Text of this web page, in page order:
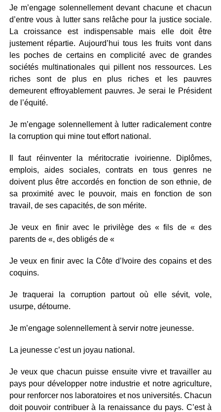
Je m’engage solennellement devant chacune et chacun
d’entre vous à lutter sans relâche pour la justice sociale.
La croissance est indispensable mais elle doit être
justement répartie. Aujourd’hui tous les fruits vont dans
les poches de certains en complicité avec de grandes
sociétés multinationales qui pillent nos ressources. Les
riches sont de plus en plus riches et les pauvres
demeurent effroyablement pauvres. Je serai le Président
de l’équité.
Je m’engage solennellement à lutter radicalement contre
la corruption qui mine tout effort national.
Il faut réinventer la méritocratie ivoirienne. Diplômes,
emplois, aides sociales, contrats en tous genres ne
doivent plus être accordés en fonction de son ethnie, de
sa proximité avec le pouvoir, mais en fonction de son
travail, de ses capacités, de son mérite.
Je veux en finir avec le privilège des « fils de « des
parents de «, des obligés de «
Je veux en finir avec la Côte d’Ivoire des copains et des
coquins.
Je traquerai la corruption partout où elle sévit, vole,
usurpe, détourne.
Je m’engage solennellement à servir notre jeunesse.
La jeunesse c’est un joyau national.
Je veux que chacun puisse ensuite vivre et travailler au
pays pour développer notre industrie et notre agriculture,
pour renforcer nos laboratoires et nos universités. Chacun
doit pouvoir contribuer à la renaissance du pays. C’est à